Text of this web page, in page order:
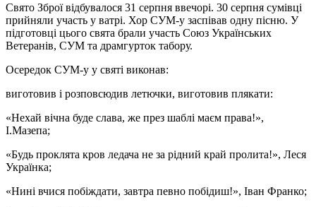
Свято Зброї відбувалося 31 серпня ввечорі. 30 серпня сумівці
прийняли участь у ватрі. Хор СУМ-у заспівав одну пісню. У
підготовці цього свята брали участь Союз Українських
Ветеранів, СУМ та драмгурток табору.
Осередок СУМ-у у святі виконав:
виготовив і розповсюдив летючки, виготовив плякати:
«Нехай вічна буде слава, же през шаблі маєм права!»,
І.Мазепа;
«Будь проклята кров ледача не за рідний край пролита!», Леся
Українка;
«Нині вчися побіждати, завтра певно побідиш!», Іван Франко;